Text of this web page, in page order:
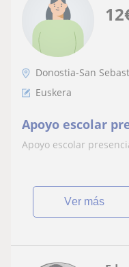
12
Donostia-San
Euskera
Apoyo escolar
Apoyo escolar
ver más